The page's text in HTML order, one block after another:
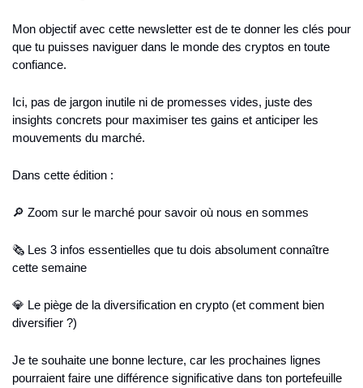
Mon objectif avec cette newsletter est de te donner les clés pour
que tu puisses naviguer dans le monde des cryptos en toute
confiance.
Ici, pas de jargon inutile ni de promesses vides, juste des
insights concrets pour maximiser tes gains et anticiper les
mouvements du marché.
Dans cette édition :
🔎 Zoom sur le marché pour savoir où nous en sommes
🗞️ Les 3 infos essentielles que tu dois absolument connaître
cette semaine
💎 Le piège de la diversification en crypto (et comment bien
diversifier ?)
Je te souhaite une bonne lecture, car les prochaines lignes
pourraient faire une différence significative dans ton portefeuille